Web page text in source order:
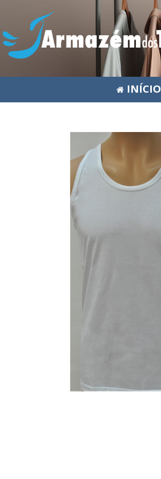
INÍCIO